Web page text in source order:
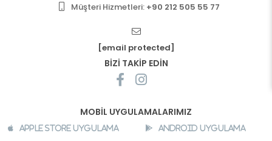
Müşteri Hizmetleri: +90 212 505 55 77
[email protected]
BİZİ TAKİP EDİN
MOBİL UYGULAMALARIMIZ
Apple Store Uygulama Android Uygulama